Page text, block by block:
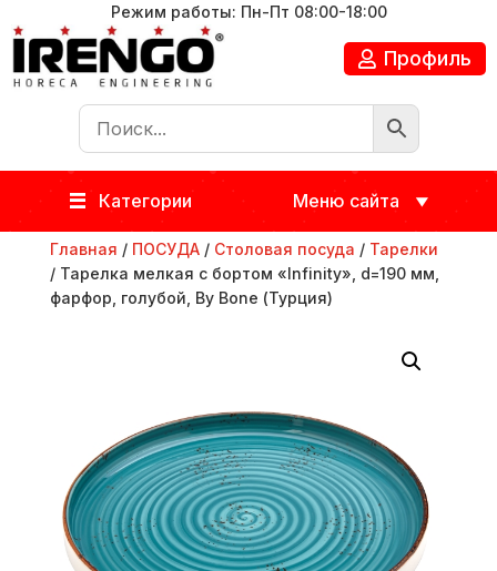
Режим работы: Пн-Пт 08:00-18:00
Профиль
Категории Меню сайта
Главная / ПОСУДА/ Столовая посуда / Тарелки
/ Тарелка мелкая с бортом «Infinity», d=190 мм,
фарфор, голубой, By Bone (Турция)